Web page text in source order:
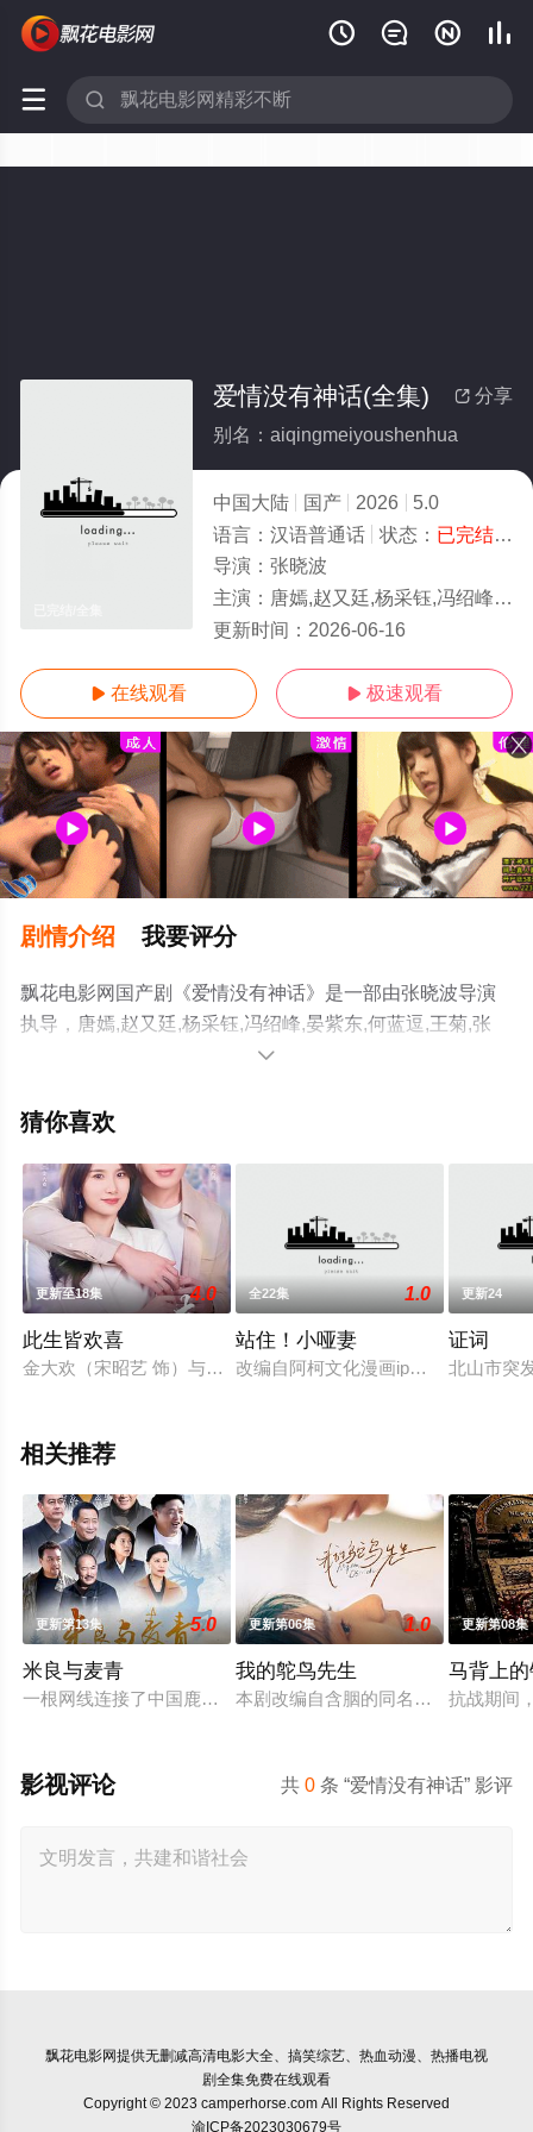
   
 
 分享
爱情没有神话(全集)
别名：aiqingmeiyoushenhua
中国大陆 国产 2026
5.0
语言： 汉语普通话 状态： 已完结- 免
导演： 张晓波
主演： 唐嫣,赵又廷,杨采钰,冯绍峰,晏紫东,何蓝逗,王菊,张超,陈昊森,倪虹洁,刘钧,沙宝亮,王姬,周野芒,吴玉芳,刘恩佳
更新时间： 2026-06-16
 在线观看  极速观看
剧情介绍 我要评分
飘花电影网国产剧《爱情没有神话》是一部由张晓波导演
执导，唐嫣,赵又廷,杨采钰,冯绍峰,晏紫东,何蓝逗,王菊,张
超,陈昊森,倪虹洁,刘钧,沙宝亮,王姬,周野芒,吴玉芳,刘恩佳,
大结局剧情已揭晓（已完结），手机免费观看高清未删减
看，更多剧情信息可移步至豆瓣电视剧、电视猫或剧情网
等平台了解。

猜你喜欢
更新至18集 4.0
此生皆欢喜
金大欢（宋昭艺 饰）与非亲生弟弟金大喜相依为命，金大喜打
全22集 1.0
站住！小哑妻
改编自阿柯文化漫画ip《站住！小哑
更新24
证词
北山市突
相关推荐
更新第13集 5.0
米良与麦青
一根网线连接了中国鹿鸣村和英国牛津，麦香通过视频向米良
更新第06集 1.0
我的鸵鸟先生
本剧改编自含胭的同名小说，讲述了
更新第08集
马背上
抗战期间
共0 条 “爱情没有神话” 影评
影视评论
飘花电影网提供无删减高清电影大全、搞笑综艺、热血动漫、热播电视
剧全集免费在线观看
Copyright © 2023 camperhorse.com All Rights Reserved
渝ICP备2023030679号